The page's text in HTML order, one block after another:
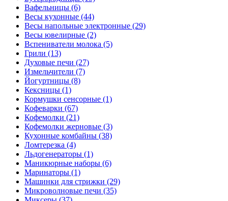
Вафельницы (6)
Весы кухонные (44)
Весы напольные электронные (29)
Весы ювелирные (2)
Вспениватели молока (5)
Грили (13)
Духовые печи (27)
Измельчители (7)
Йогуртницы (8)
Кексницы (1)
Кормушки сенсорные (1)
Кофеварки (67)
Кофемолки (21)
Кофемолки жерновые (3)
Кухонные комбайны (38)
Ломтерезка (4)
Льдогенераторы (1)
Маникюрные наборы (6)
Маринаторы (1)
Машинки для стрижки (29)
Микроволновые печи (35)